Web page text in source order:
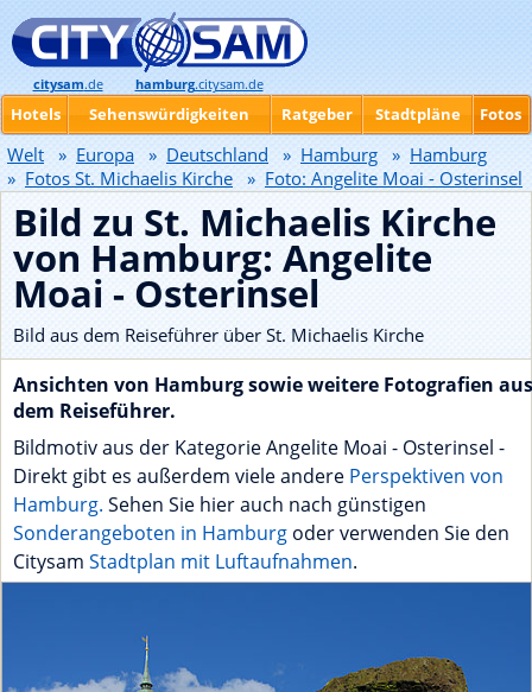
Bild zu St. Michaelis Kirche
von Hamburg: Angelite
Moai - Osterinsel
Bild aus dem Reiseführer über St. Michaelis Kirche
Ansichten von Hamburg sowie weitere Fotografien aus
dem Reiseführer.
Bildmotiv aus der Kategorie Angelite Moai - Osterinsel -
Direkt gibt es außerdem viele andere Perspektiven von
Hamburg. Sehen Sie hier auch nach günstigen
Sonderangeboten in Hamburg oder verwenden Sie den
Citysam Stadtplan mit Luftaufnahmen.
citysam.de hamburg.citysam.de
Hotels Sehenswürdigkeiten Ratgeber Stadtpläne Fotos
Welt » Europa » Deutschland » Hamburg » Hamburg
» Fotos St. Michaelis Kirche » Foto: Angelite Moai - Osterinsel